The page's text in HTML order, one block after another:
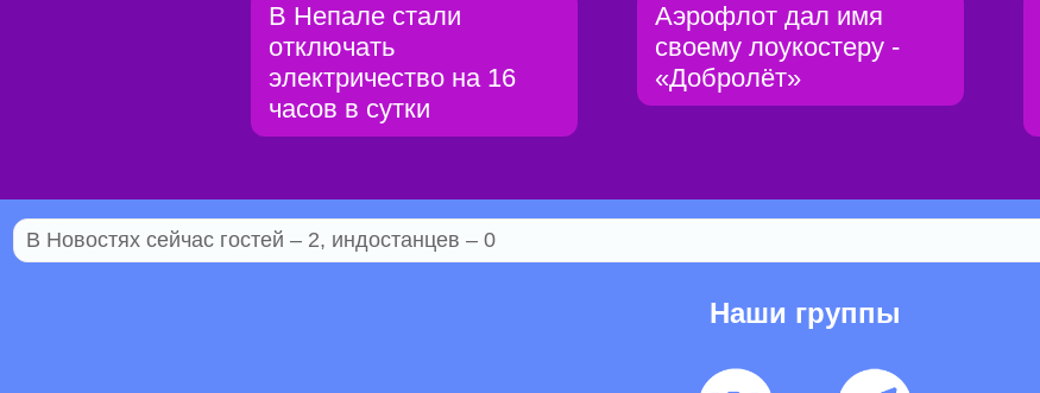
В Непале стали
отключать
электричество на 16
часов в сутки
Аэрофлот дал имя
своему лоукостеру -
«Добролёт»
В Новостях сейчас гостей – 2, индостанцев – 0
Наши группы